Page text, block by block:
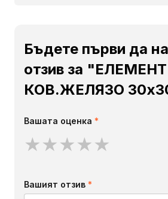
Бъдете първи да
отзив за "ЕЛЕМЕНТ
КОВ.ЖЕЛЯЗО
Вашата оценка *
★★★★★
Вашият отзив *